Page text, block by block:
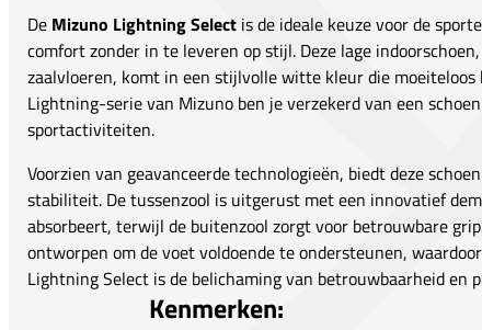
De Mizuno Lightning Select is de ideale keuze voor de
comfort zonder in te leveren op stijl. Deze lage
zaalvloeren, komt in een stijlvolle witte kleur die
Lightning-serie van Mizuno ben je verzekerd van een
sportactiviteiten.
Voorzien van geavanceerde technologieën, biedt deze
stabiliteit. De tussenzool is uitgerust met een innovatief
absorbeert, terwijl de buitenzool zorgt voor betrouwbare
ontworpen om de voet voldoende te ondersteunen,
Lightning Select is de belichaming van betrouwbaarheid en
Kenmerken: